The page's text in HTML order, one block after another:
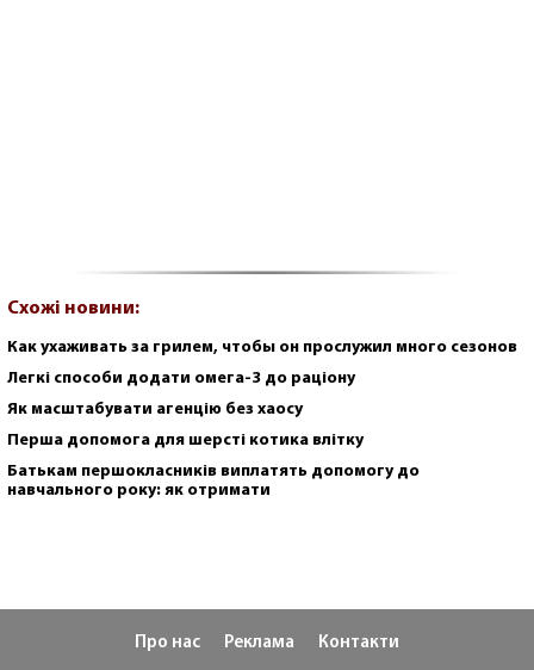
Схожі новини:
Как ухаживать за грилем, чтобы он прослужил много сезонов
Легкі способи додати омега-3 до раціону
Як масштабувати агенцію без хаосу
Перша допомога для шерсті котика влітку
Батькам першокласників виплатять допомогу до
навчального року: як отримати
Про нас Реклама Контакти